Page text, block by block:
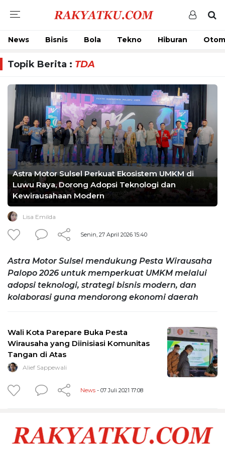
News Bisnis Bola Tekno Hiburan
Topik Berita : TDA
Astra Motor Sulsel Perkuat Ekosistem UMKM di
Luwu Raya, Dorong Adopsi Teknologi dan
Kewirausahaan Modern
Lisa Emilda
Senin, 27 April 2026 15:40
Astra Motor Sulsel mendukung Pesta Wirausaha
Palopo 2026 untuk memperkuat UMKM melalui
adopsi teknologi, strategi bisnis modern, dan
kolaborasi guna mendorong ekonomi daerah
Wali Kota Parepare Buka Pesta
Wirausaha yang Diinisiasi Komunitas
Tangan di Atas
Alief Sappewali
News - 07 Juli 2021 17:08